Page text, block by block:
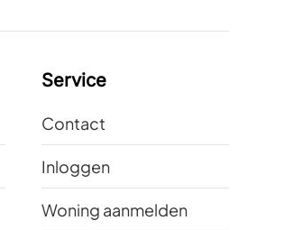
Service
Contact
Inloggen
Woning aanmelden